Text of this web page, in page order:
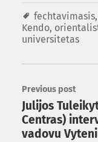
fechtavimasis,
Kendo,
universitetas
Previous post
Julijos
Centras)
vadovu